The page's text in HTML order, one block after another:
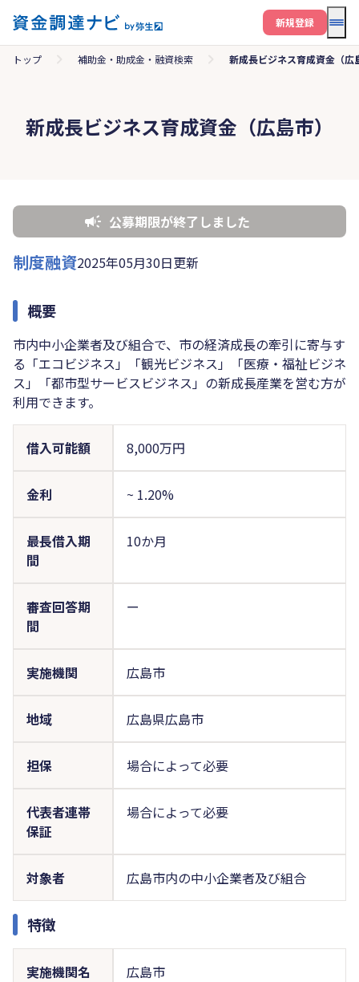
メ
新規登録
トップ 補助金・助成金・融資検索 新成長ビジネス育成資金（広
新成長ビジネス育成資金（広島市）
公募期限が終了しました
制度融資2025年05月30日更新
概要
市内中小企業者及び組合で、市の経済成長の牽引に寄与す
る「エコビジネス」「観光ビジネス」「医療・福祉ビジネ
ス」「都市型サービスビジネス」の新成長産業を営む方が
利用できます。
借入可能額 8,000万円
金利 ~ 1.20%
最長借入期
間
10か月
審査回答期
間
ー
実施機関 広島市
地域 広島県広島市
担保 場合によって必要
代表者連帯
保証
場合によって必要
対象者 広島市内の中小企業者及び組合
特徴
実施機関名 広島市